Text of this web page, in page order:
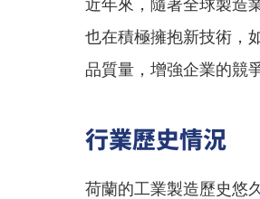
近年來，隨著全球製造
也在積極擁抱新技術，
品質量，增強企業的競
行業歷史情況
荷蘭的工業製造歷史悠